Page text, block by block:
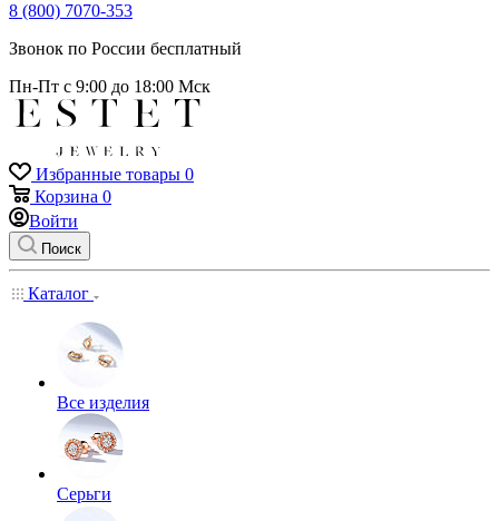
8 (800) 7070-353
Звонок по России бесплатный
Пн-Пт с 9:00 до 18:00 Мск
Избранные товары 0
Корзина 0
Войти
Поиск
Каталог
Все изделия
Серьги